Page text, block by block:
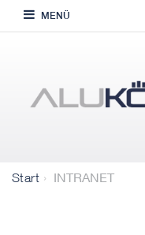
MENÜ
Start INTRANET